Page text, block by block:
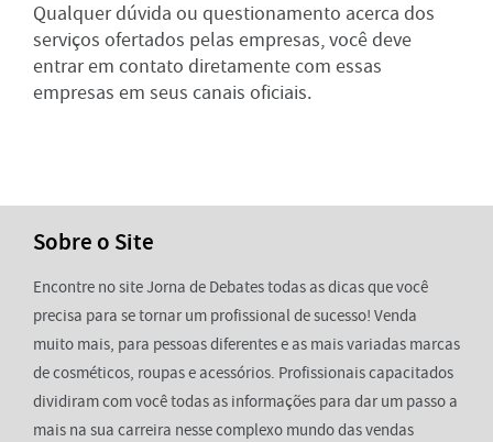
Qualquer dúvida ou questionamento acerca dos
serviços ofertados pelas empresas, você deve
entrar em contato diretamente com essas
empresas em seus canais oficiais.
Sobre o Site
Encontre no site Jorna de Debates todas as dicas que você
precisa para se tornar um profissional de sucesso! Venda
muito mais, para pessoas diferentes e as mais variadas marcas
de cosméticos, roupas e acessórios. Profissionais capacitados
dividiram com você todas as informações para dar um passo a
mais na sua carreira nesse complexo mundo das vendas